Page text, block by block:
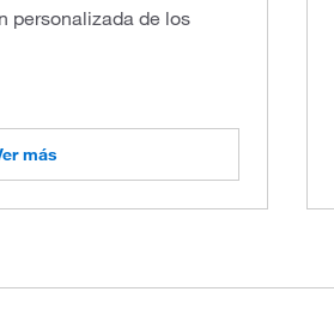
personalizada de los
más